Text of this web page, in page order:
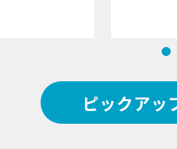
ピックアッ